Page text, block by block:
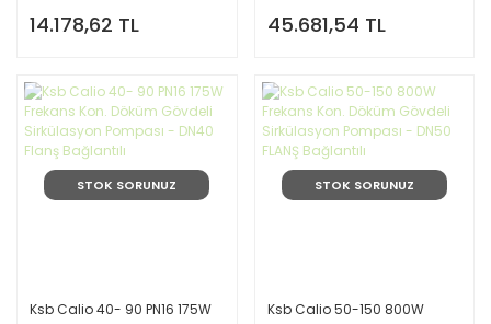
FLANŞ Bağlantılı
14.178,62 TL
Pompası- DN40 FLANŞ
45.681,54 TL
STOK SORUNUZ
Ksb Calio 40- 90 PN16 175W
STOK SORUNUZ
Ksb Calio 50-150 800W